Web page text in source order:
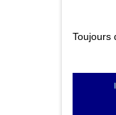
Toujours